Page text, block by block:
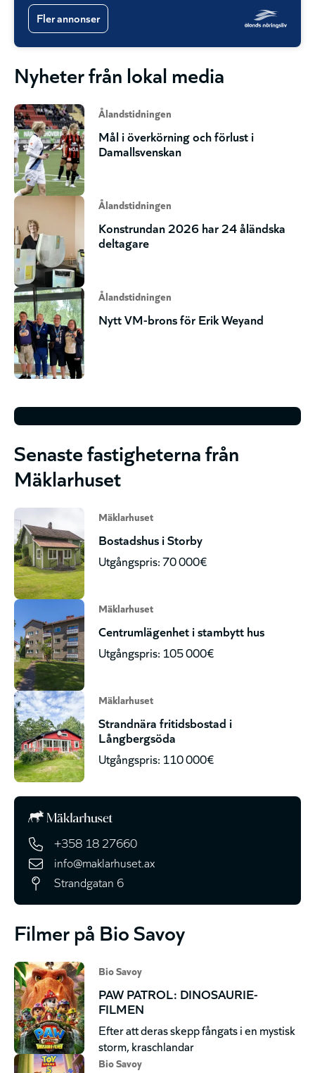
Fler annonser
Nyheter från lokal media
Ålandstidningen
Mål i överkörning och förlust i
Damallsvenskan
Ålandstidningen
Konstrundan 2026 har 24 åländska
deltagare
Ålandstidningen
Nytt VM-brons för Erik Weyand
Senaste fastigheterna från
Mäklarhuset
Mäklarhuset
Bostadshus i Storby
Utgångspris: 70 000€
Mäklarhuset
Centrumlägenhet i stambytt hus
Utgångspris: 105 000€
Mäklarhuset
Strandnära fritidsbostad i
Långbergsöda
Utgångspris: 110 000€
+358 18 27660
info@maklarhuset.ax
Strandgatan 6
Filmer på Bio Savoy
Bio Savoy
PAW PATROL: DINOSAURIE-
FILMEN
Efter att deras skepp fångats i en mystisk
storm, kraschlandar
Bio Savoy